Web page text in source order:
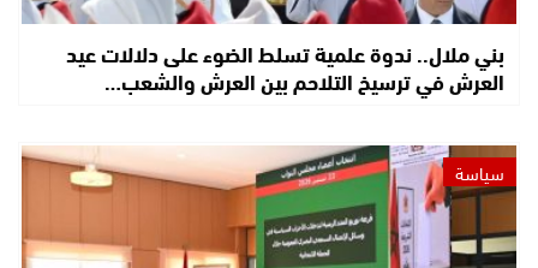
بني ملال.. ندوة علمية تسلط الضوء على دلالات عيد
العرش في ترسيخ التلاحم بين العرش والشعب…
سياسة